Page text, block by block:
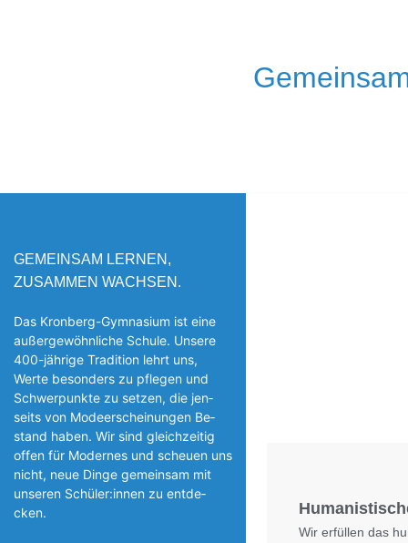
GEMEINSAM LERNEN,
ZUSAMMEN WACHSEN.
Das Kronberg-Gymnasium ist eine
außergewöhnliche Schule. Unsere
400-jährige Tradition lehrt uns,
Werte besonders zu pflegen und
Schwerpunkte zu setzen, die jen­
seits von Modeerscheinungen Be­
stand haben. Wir sind gleichzeitig
offen für Modernes und scheuen uns
nicht, neue Dinge gemeinsam mit
unseren Schüler:innen zu entde­
cken.
Wir erfüllen das